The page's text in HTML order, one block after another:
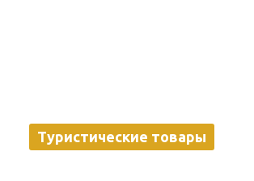
Туристические товары